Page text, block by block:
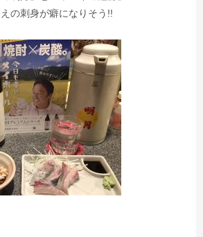
の刺身が癖になりそう !!